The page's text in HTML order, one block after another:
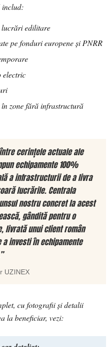
lucrări edilitare
pe fonduri europene și PNRR
electric
zone fără infrastructură
cerințele actuale ale
echipamente 100%
a infrastructurii de a livra
lucrările. Centrala
nostru concret la acest
gândită pentru o
livrată unui client român
investi în echipamente
UZINEX
cu fotografii și detalii
la beneficiar, vezi: